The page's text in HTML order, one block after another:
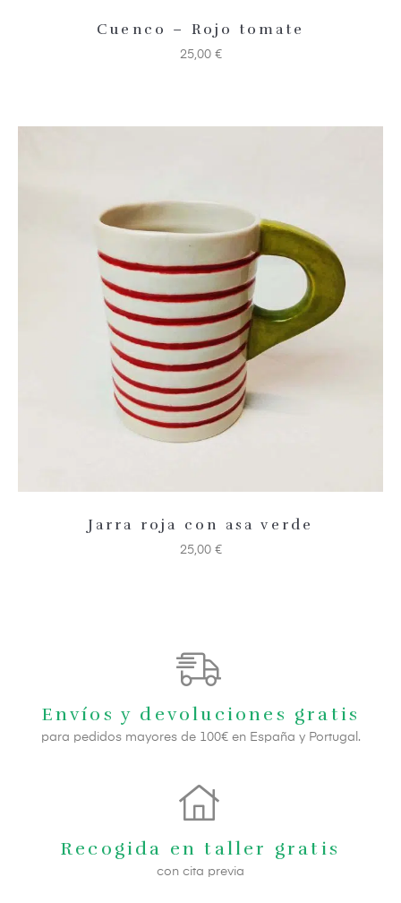
Cuenco – Rojo tomate
25,00 €
Jarra roja con asa verde
25,00 €
Envíos y devoluciones gratis
para pedidos mayores de 100€ en España y Portugal.
Recogida en taller gratis
con cita previa